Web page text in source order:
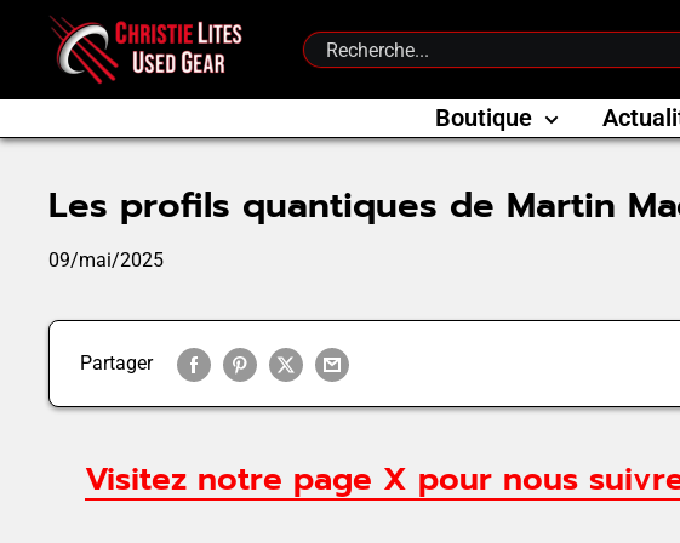
Passer
Christie
Lites
Used
Gear
Boutique
Les profils quantiques de Martin
09/mai/2025
Partager
Visitez notre page X pour nous